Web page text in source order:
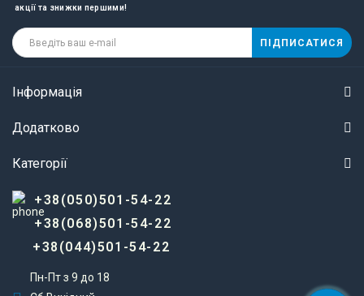
акції та знижки першими!
ПІДПИСАТИСЯ
Інформація
Додатково
Категорії
+38(050)501-54-22
+38(068)501-54-22
+38(044)501-54-22
Пн-Пт з 9 до 18